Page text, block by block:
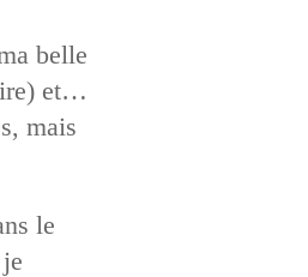
belle
et…
mais
le